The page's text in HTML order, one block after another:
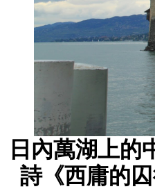
日內萬湖上的
詩《西庸的